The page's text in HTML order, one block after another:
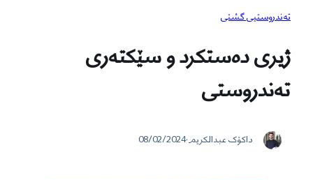
تەندروستیی گشتی
ژیری دەستکرد و سێکتەری
تەندروستی
داکۆک عبدالکریم·
08/02/2024